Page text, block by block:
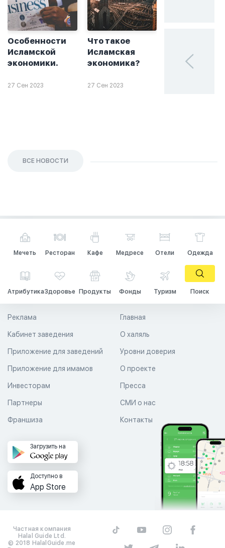
Особенности
Исламской
экономики.
27 Сен 2023
Что такое
Исламская
экономика?
27 Сен 2023
халяльное
ВСЕ НОВОСТИ
Мечеть Ресторан Кафе Медресе Отели Одежда
АтрибутикаЗдоровье Продукты Фонды Туризм Поиск
Главная
О халяль
Уровни доверия
Реклама
Кабинет заведения
Приложение для заведений
Приложение для имамов О проекте
Пресса
СМИ о нас
Контакты
Инвесторам
Партнеры
Франшиза
Загрузить на
Доступно в
App Store
Частная компания
Halal Guide Ltd.
© 2018 HalalGuide.me